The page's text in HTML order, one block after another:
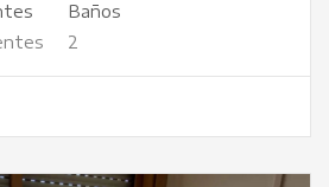
Baños
2